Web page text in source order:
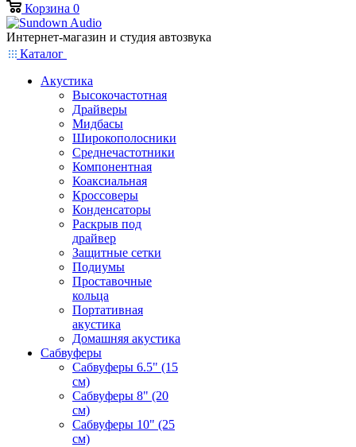
Корзина 0
Интернет-магазин и студия автозвука
Каталог
Акустика
Высокочастотная
Драйверы
Мидбасы
Широкополосники
Среднечастотники
Компонентная
Коаксиальная
Кроссоверы
Конденсаторы
Раскрыв под
драйвер
Защитные сетки
Подиумы
Проставочные
кольца
Портативная
акустика
Домашняя акустика
Сабвуферы
Сабвуферы 6.5" (15
см)
Сабвуферы 8" (20
см)
Сабвуферы 10" (25
см)